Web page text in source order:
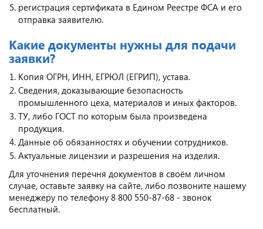
регистрация сертификата в Едином Реестре ФСА и его
отправка заявителю.
Какие документы нужны для подачи
заявки?
Копия ОГРН, ИНН, ЕГРЮЛ (ЕГРИП), устава.
Сведения, доказывающие безопасность
промышленного цеха, материалов и иных факторов.
ТУ, либо ГОСТ по которым была произведена
продукция.
Данные об обязанностях и обучении сотрудников.
Актуальные лицензии и разрешения на изделия.
Для уточнения перечня документов в своём личном
случае, оставьте заявку на сайте, либо позвоните нашему
менеджеру по телефону 8 800 550-87-68 - звонок
бесплатный.